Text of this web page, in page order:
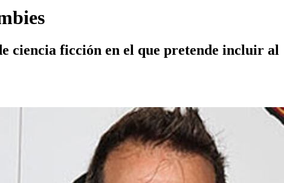
ciencia ficción en el que pretende incluir al